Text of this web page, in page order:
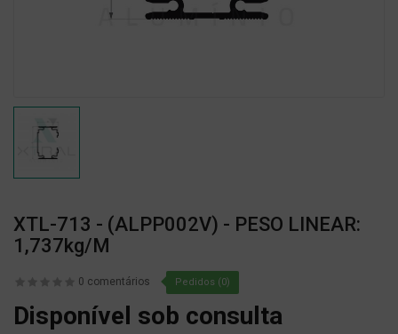
XTL-713 - (ALPP002V) - PESO LINEAR:
1,737kg/m
0 comentários Pedidos (0)
Disponível sob consulta